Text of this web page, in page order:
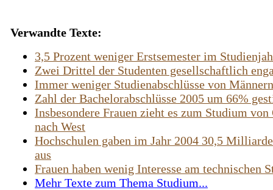
Verwandte Texte:
3,5 Prozent weniger Erstsemester im
Zwei Drittel der Studenten gesellschaftlich
Immer weniger Studienabschlüsse von Männern
Zahl der Bachelorabschlüsse 2005 um 66%
Insbesondere Frauen zieht es zum Studium von
nach West
Hochschulen gaben im Jahr 2004 30,5
aus
Frauen haben wenig Interesse am technischen
Mehr Texte zum Thema Studium...